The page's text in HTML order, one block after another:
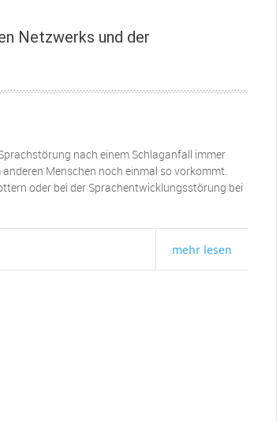
Netzwerks und der
nach einem Schlaganfall immer
Menschen noch einmal so vorkommt.
oder bei der Sprachentwicklungsstörung bei
mehr lesen